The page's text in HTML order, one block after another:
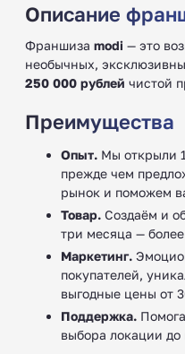
Описание
Франшиза modi — это
необычных,
250 000 рублей чистой
Преимущества
Опыт. Мы открыли
прежде чем
рынок и поможем
Товар. Создаём и
три месяца —
Маркетинг.
покупателей,
выгодные цены от
Поддержка.
выбора локации